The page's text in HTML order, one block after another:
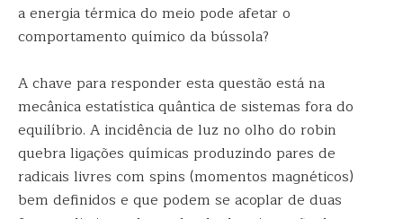
a energia térmica do meio pode afetar o
comportamento químico da bússola?
A chave para responder esta questão está na
mecânica estatística quântica de sistemas fora do
equilíbrio. A incidência de luz no olho do robin
quebra ligações químicas produzindo pares de
radicais livres com spins (momentos magnéticos)
bem definidos e que podem se acoplar de duas